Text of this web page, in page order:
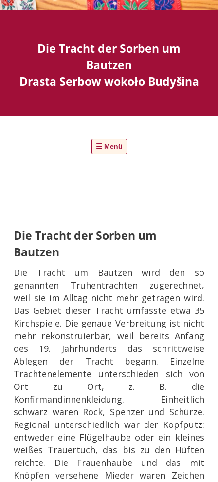
Die Tracht der Sorben um
Bautzen
Drasta Serbow wokoło Budyšina
☰ Menü
Die Tracht der Sorben um
Bautzen
Die Tracht um Bautzen wird den so
genannten Truhentrachten zugerechnet,
weil sie im Alltag nicht mehr getragen wird.
Das Gebiet dieser Tracht umfasste etwa 35
Kirchspiele. Die genaue Verbreitung ist nicht
mehr rekonstruierbar, weil bereits Anfang
des 19. Jahrhunderts das schrittweise
Ablegen der Tracht begann. Einzelne
Trachtenelemente unterschieden sich von
Ort zu Ort, z. B. die
Konfirmandinnenkleidung. Einheitlich
schwarz waren Rock, Spenzer und Schürze.
Regional unterschiedlich war der Kopfputz:
entweder eine Flügelhaube oder ein kleines
weißes Trauertuch, das bis zu den Hüften
reichte. Die Frauenhaube und das mit
Knöpfen versehene Mieder waren Zeichen